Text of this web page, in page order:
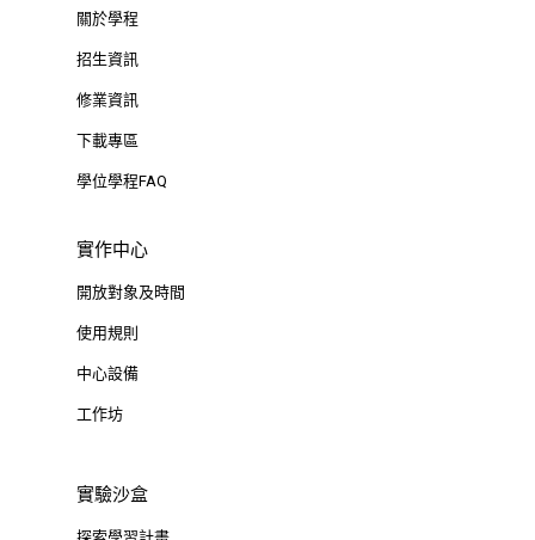
關於學程
招生資訊
修業資訊
下載專區
學位學程FAQ
實作中心
開放對象及時間
使用規則
中心設備
工作坊
實驗沙盒